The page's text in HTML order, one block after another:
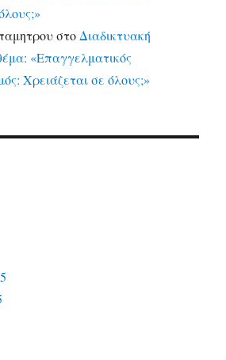
στο Διαδικτυακή
«Επαγγελματικός
Χρειάζεται σε όλους;»